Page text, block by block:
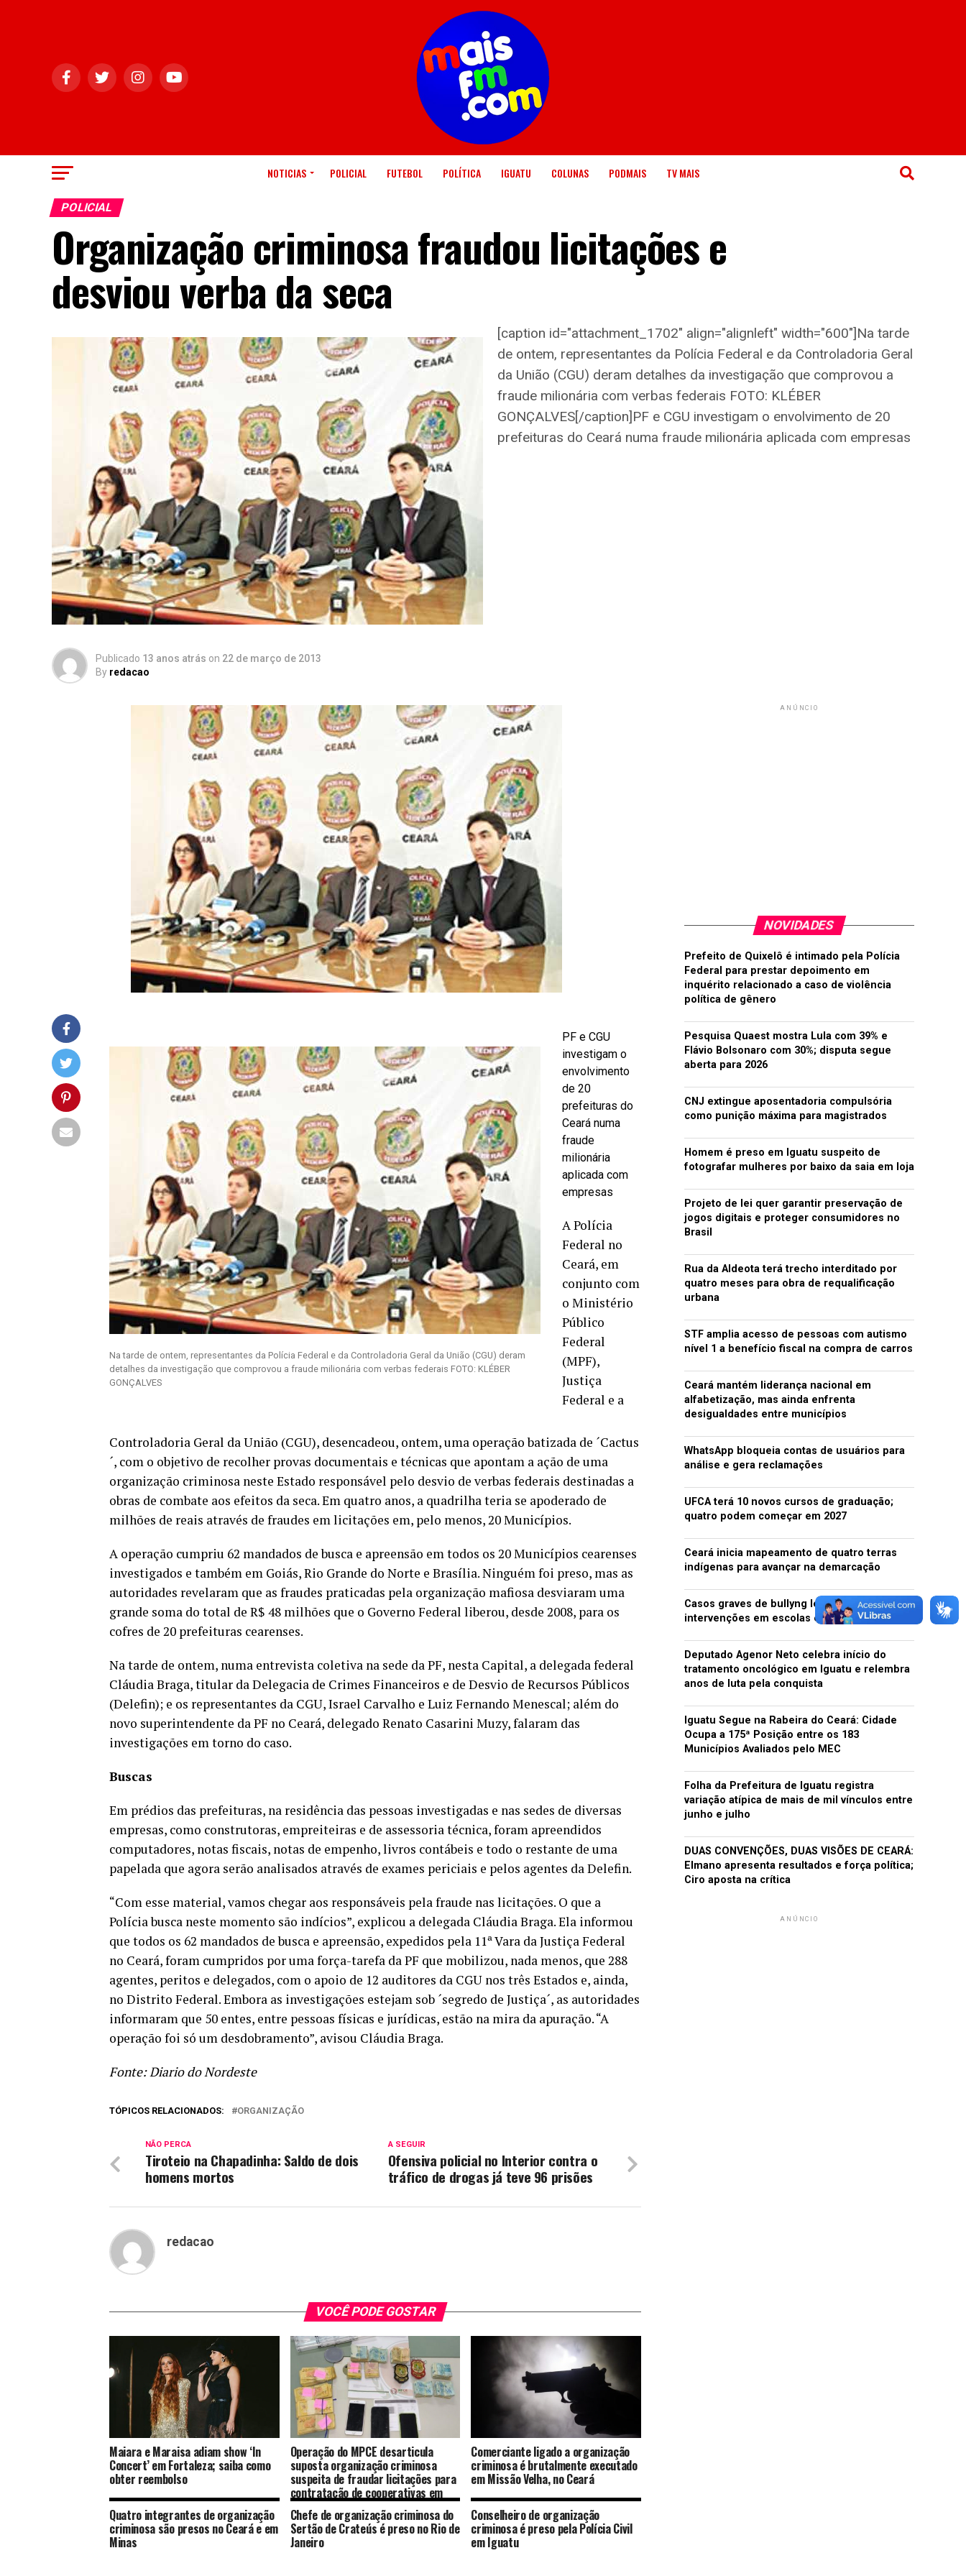
NOTICIAS POLICIAL FUTEBOL POLÍTICA IGUATU COLUNAS PODMAIS TV MAIS
POLICIAL
Organização criminosa fraudou licitações e
desviou verba da seca
[caption id="attachment_1702" align="alignleft" width="600"] Na tarde
de ontem, representantes da Polícia Federal e da Controladoria Geral
da União (CGU) deram detalhes da investigação que comprovou a
fraude milionária com verbas federais FOTO: KLÉBER
GONÇALVES[/caption]PF e CGU investigam o envolvimento de 20
prefeituras do Ceará numa fraude milionária aplicada com empresas
Publicado 13 anos atrás on 22 de março de 2013
By redacao
Na tarde de ontem, representantes da Polícia Federal e da Controladoria Geral da União (CGU) deram
detalhes da investigação que comprovou a fraude milionária com verbas federais FOTO: KLÉBER
GONÇALVES
PF e CGU
investigam o
envolvimento
de 20
prefeituras do
Ceará numa
fraude
milionária
aplicada com
empresas
A Polícia
Federal no
Ceará, em
conjunto com
o Ministério
Público
Federal
(MPF),
Justiça
Federal e a
Controladoria Geral da União (CGU), desencadeou, ontem, uma operação batizada de ´Cactus
´, com o objetivo de recolher provas documentais e técnicas que apontam a ação de uma
organização criminosa neste Estado responsável pelo desvio de verbas federais destinadas a
obras de combate aos efeitos da seca. Em quatro anos, a quadrilha teria se apoderado de
milhões de reais através de fraudes em licitações em, pelo menos, 20 Municípios.
A operação cumpriu 62 mandados de busca e apreensão em todos os 20 Municípios cearenses
investigados e também em Goiás, Rio Grande do Norte e Brasília. Ninguém foi preso, mas as
autoridades revelaram que as fraudes praticadas pela organização mafiosa desviaram uma
grande soma do total de R$ 48 milhões que o Governo Federal liberou, desde 2008, para os
cofres de 20 prefeituras cearenses.
Na tarde de ontem, numa entrevista coletiva na sede da PF, nesta Capital, a delegada federal
Cláudia Braga, titular da Delegacia de Crimes Financeiros e de Desvio de Recursos Públicos
(Delefin); e os representantes da CGU, Israel Carvalho e Luiz Fernando Menescal; além do
novo superintendente da PF no Ceará, delegado Renato Casarini Muzy, falaram das
investigações em torno do caso.
Buscas
Em prédios das prefeituras, na residência das pessoas investigadas e nas sedes de diversas
empresas, como construtoras, empreiteiras e de assessoria técnica, foram apreendidos
computadores, notas fiscais, notas de empenho, livros contábeis e todo o restante de uma
papelada que agora serão analisados através de exames periciais e pelos agentes da Delefin.
“Com esse material, vamos chegar aos responsáveis pela fraude nas licitações. O que a
Polícia busca neste momento são indícios”, explicou a delegada Cláudia Braga. Ela informou
que todos os 62 mandados de busca e apreensão, expedidos pela 11ª Vara da Justiça Federal
no Ceará, foram cumpridos por uma força-tarefa da PF que mobilizou, nada menos, que 288
agentes, peritos e delegados, com o apoio de 12 auditores da CGU nos três Estados e, ainda,
no Distrito Federal. Embora as investigações estejam sob ´segredo de Justiça´, as autoridades
informaram que 50 entes, entre pessoas físicas e jurídicas, estão na mira da apuração. “A
operação foi só um desdobramento”, avisou Cláudia Braga.
Fonte: Diario do Nordeste
TÓPICOS RELACIONADOS: ORGANIZAÇÃO
A SEGUIR
Ofensiva policial no Interior contra o
tráfico de drogas já teve 96 prisões
NÃO PERCA
Tiroteio na Chapadinha: Saldo de dois
homens mortos
redacao
VOCÊ PODE GOSTAR
Maiara e Maraisa adiam show ‘In
Concert’ em Fortaleza; saiba como
obter reembolso
Operação do MPCE desarticula
suposta organização criminosa
suspeita de fraudar licitações para
contratação de cooperativas em
mais de 20 municípios
Comerciante ligado a organização
criminosa é brutalmente executado
em Missão Velha, no Ceará
Quatro integrantes de organização
criminosa são presos no Ceará e em
Minas
Chefe de organização criminosa do
Sertão de Crateús é preso no Rio de
Janeiro
Conselheiro de organização
criminosa é preso pela Polícia Civil
em Iguatu
ANÚNCIO
NOVIDADES
Prefeito de Quixelô é intimado pela Polícia
Federal para prestar depoimento em
inquérito relacionado a caso de violência
política de gênero
Pesquisa Quaest mostra Lula com 39% e
Flávio Bolsonaro com 30%; disputa segue
aberta para 2026
CNJ extingue aposentadoria compulsória
como punição máxima para magistrados
Homem é preso em Iguatu suspeito de
fotografar mulheres por baixo da saia em loja
Projeto de lei quer garantir preservação de
jogos digitais e proteger consumidores no
Brasil
Rua da Aldeota terá trecho interditado por
quatro meses para obra de requalificação
urbana
STF amplia acesso de pessoas com autismo
nível 1 a benefício fiscal na compra de carros
Ceará mantém liderança nacional em
alfabetização, mas ainda enfrenta
desigualdades entre municípios
WhatsApp bloqueia contas de usuários para
análise e gera reclamações
UFCA terá 10 novos cursos de graduação;
quatro podem começar em 2027
Ceará inicia mapeamento de quatro terras
indígenas para avançar na demarcação
Casos graves de bullyng levaram a 14
intervenções em escolas estaduais do Ceará
Deputado Agenor Neto celebra início do
tratamento oncológico em Iguatu e relembra
anos de luta pela conquista
Iguatu Segue na Rabeira do Ceará: Cidade
Ocupa a 175ª Posição entre os 183
Municípios Avaliados pelo MEC
Folha da Prefeitura de Iguatu registra
variação atípica de mais de mil vínculos entre
junho e julho
DUAS CONVENÇÕES, DUAS VISÕES DE CEARÁ:
Elmano apresenta resultados e força política;
Ciro aposta na crítica
ANÚNCIO